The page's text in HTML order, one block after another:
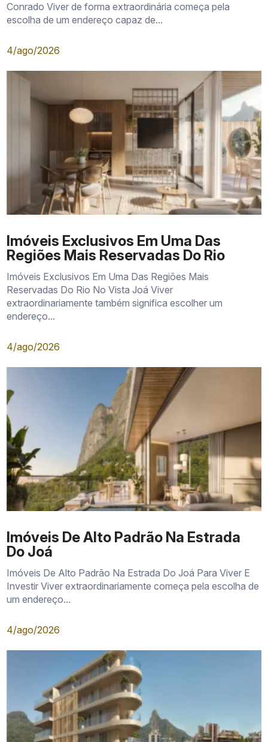
Conrado Viver de forma extraordinária começa pela
escolha de um endereço capaz de...
4/ago/2026
Imóveis Exclusivos Em Uma Das
Regiões Mais Reservadas Do Rio
Imóveis Exclusivos Em Uma Das Regiões Mais
Reservadas Do Rio No Vista Joá Viver
extraordinariamente também significa escolher um
endereço...
4/ago/2026
Imóveis De Alto Padrão Na Estrada
Do Joá
Imóveis De Alto Padrão Na Estrada Do Joá Para Viver E
Investir Viver extraordinariamente começa pela escolha de
um endereço...
4/ago/2026